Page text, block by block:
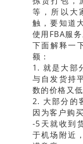
等，所以大
触，要知道
使用FBA服务
下面解释一
额：
1. 就是大部
与自发货持
数的价格又
2. 大部分的
因为客户购
-5天就收到
于机场附近